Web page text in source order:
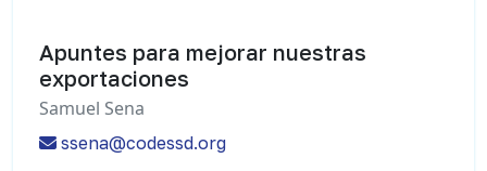
Apuntes para mejorar nuestras
exportaciones
Samuel Sena
ssena@codessd.org